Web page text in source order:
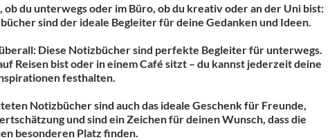
ob du unterwegs oder im Büro, ob du kreativ oder an der Uni bist:
sind der ideale Begleiter für deine Gedanken und Ideen.
Diese Notizbücher sind perfekte Begleiter für unterwegs.
Reisen bist oder in einem Café sitzt – du kannst jederzeit deine
festhalten.
Notizbücher sind auch das ideale Geschenk für Freunde,
und sind ein Zeichen für deinen Wunsch, dass die
besonderen Platz finden.